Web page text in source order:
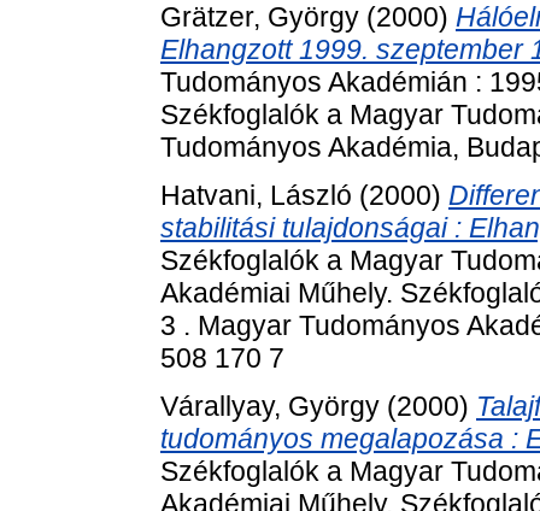
Grätzer, György (2000)
Elhangzott 1999. szeptember
Tudományos Akadémián :
Székfoglalók a Magyar
Tudományos Akadémia,
Hatvani, László (2000)
stabilitási tulajdonságai :
Székfoglalók a Magyar
Akadémiai Műhely.
3 . Magyar Tudományos
508 170 7
Várallyay, György (2000)
tudományos megalapozása :
Székfoglalók a Magyar
Akadémiai Műhely.